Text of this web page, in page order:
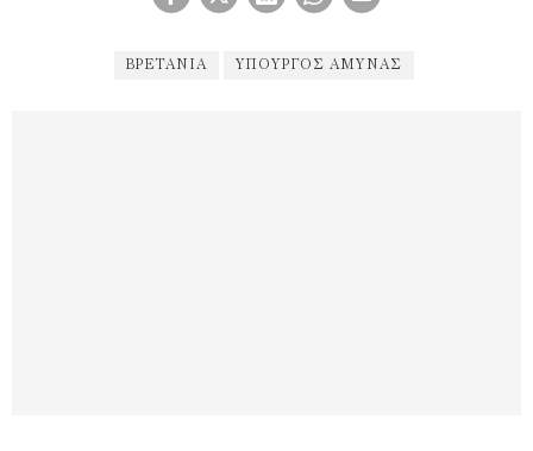
ΒΡΕΤΑΝΊΑ ΥΠΟΥΡΓΌΣ ΆΜΥΝΑΣ